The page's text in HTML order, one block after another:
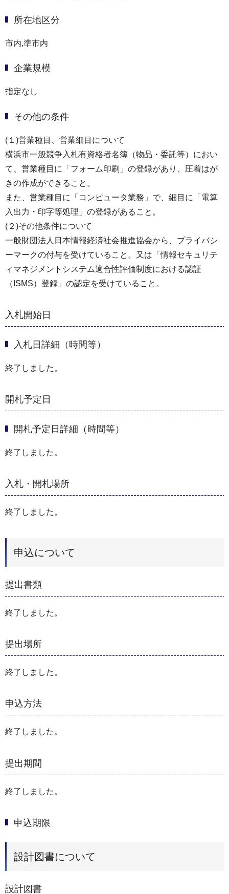
所在地区分
市内,準市内
企業規模
指定なし
その他の条件
(１)営業種目、営業細目について
横浜市⼀般競争⼊札有資格者名簿（物品・委託等）におい
て、営業種目に「フォーム印刷」の登録があり、圧着はが
きの作成ができること。
また、営業種目に「コンピュータ業務」で、細目に「電算
⼊出⼒・印字等処理」の登録があること。
(２)その他条件について
⼀般財団法⼈⽇本情報経済社会推進協会から、プライバシ
ーマークの付与を受けていること。又は「情報セキュリテ
ィマネジメントシステム適合性評価制度における認証
（ISMS）登録」の認定を受けていること。
入札開始日
入札日詳細（時間等）
終了しました。
開札予定日
開札予定日詳細（時間等）
終了しました。
入札・開札場所
終了しました。
申込について
提出書類
終了しました。
提出場所
終了しました。
申込方法
終了しました。
提出期間
終了しました。
申込期限
設計図書について
設計図書